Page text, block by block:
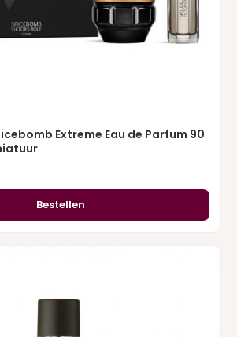
Extreme Eau de Parfum 90
Bestellen